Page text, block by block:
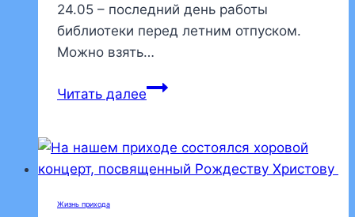
24.05 – последний день работы
библиотеки перед летним отпуском.
Можно взять…
Читать далееРасписание
Жизнь прихода